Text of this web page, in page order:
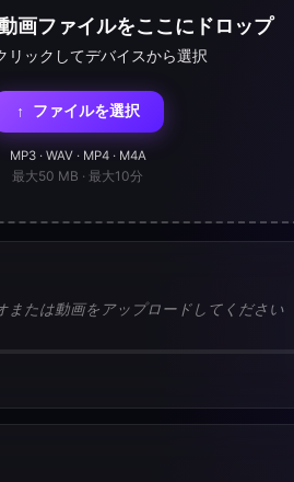
画ファイルをここにドロップ
リックしてデバイスから選択
↑ ファイルを選択
MP3 · WAV · MP4 · M4A
最大50 MB · 最大10分
または動画をアップロードしてください